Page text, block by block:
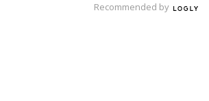
Recommended by